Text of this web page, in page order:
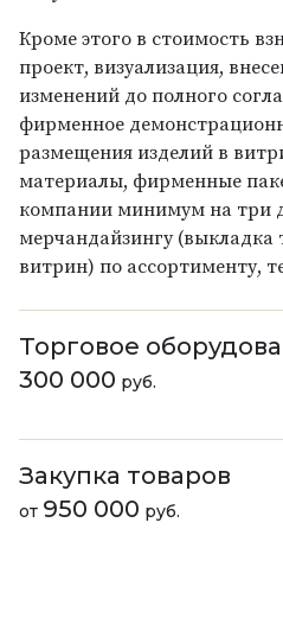
Кроме этого в стоимость
проект, визуализация,
изменений до полного
фирменное
размещения изделий в
материалы, фирменные
компании минимум на три
мерчандайзингу
витрин) по ассортименту,
Торговое
300 000 руб.
Закупка товаров
от 950 000 руб.